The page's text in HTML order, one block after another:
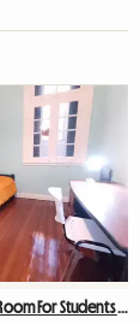
Recoleta. Single Room For Students In Buenos Aires